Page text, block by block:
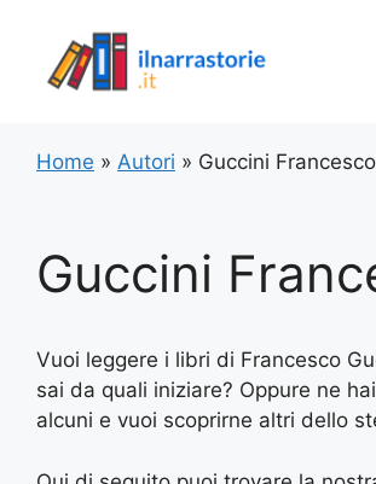
contenuto
Home » Autori » Guccini Francesco
Guccini
Vuoi leggere i libri di Francesco
sai da quali iniziare? Oppure ne
alcuni e vuoi scoprirne altri dello